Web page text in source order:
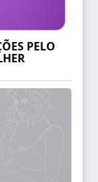
PELO